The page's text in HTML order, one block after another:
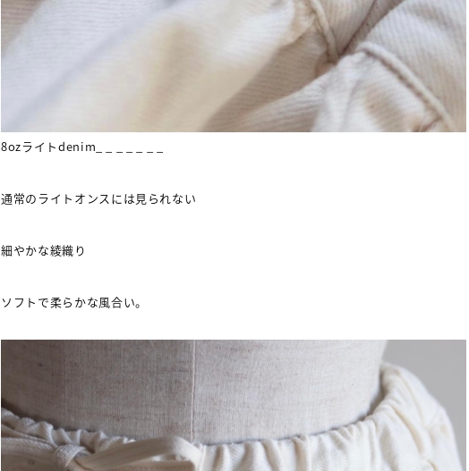
8ozライトdenim_ _ _ _ _ _ _
通常のライトオンスには見られない
細やかな綾織り
ソフトで柔らかな風合い。